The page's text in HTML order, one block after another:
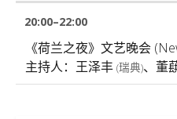
20:00–22:00
《荷兰之夜》文艺晚会
主持人：王泽丰 (瑞典)、董